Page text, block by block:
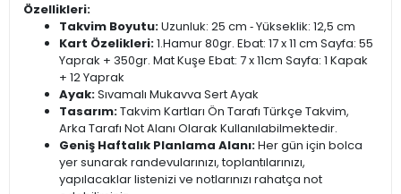
Özellikleri:
Takvim Boyutu:Uzunluk: 25 cm ‐ Yükseklik: 12,5 cm
Kart Özelikleri:1.Hamur 80gr. Ebat: 17 x 11 cm Sayfa: 55
Yaprak + 350gr. Mat Kuşe Ebat: 7 x 11cm Sayfa: 1 Kapak
+ 12 Yaprak
Ayak:Sıvamalı Mukavva Sert Ayak
Tasarım:Takvim Kartları Ön Tarafı Türkçe Takvim,
Arka Tarafı Not Alanı Olarak Kullanılabilmektedir.
Geniş Haftalık Planlama Alanı:Her gün için bolca
yer sunarak randevularınızı, toplantılarınızı,
yapılacaklar listenizi ve notlarınızı rahatça not